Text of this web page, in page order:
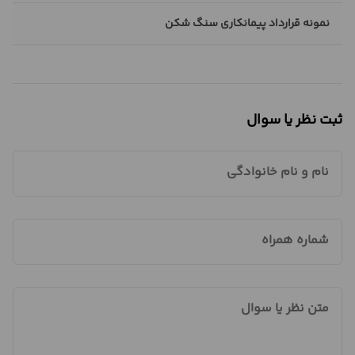
نمونه قرارداد پیمانکاری سنگ شکن
ثبت نظر یا سوال
نام و نام خانوادگی
شماره همراه
متن نظر یا سوال